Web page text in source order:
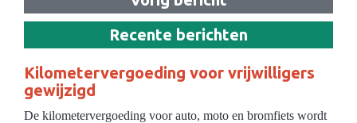
Recente berichten
Kilometervergoeding voor vrijwilligers
gewijzigd
De kilometervergoeding voor auto, moto en bromfiets wordt